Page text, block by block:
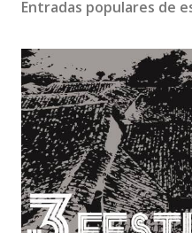
c
r
u
n
c
o
m
e
n
t
a
Entradas populares de